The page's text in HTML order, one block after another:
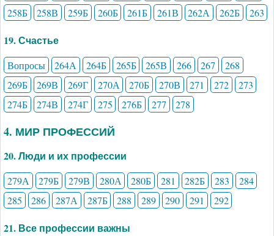
258Б
258В 259Б 260Б 261Б 261В 262А 262Б 263
19. Счастье
Вопросы 264А 264Б 265Б 265В 266 267
268
269Б
269В 269Г 270А 270Б 270В 271 272
273
274Б
274В 274Г 275 276Б 277 278
4. МИР ПРОФЕССИЙ
20. Люди и их профессии
279А 279Б 279В 280А 280Б 281 282Б 283
284
285
286 287А 287Б 288 289 290 291 292
21. Все профессии важны